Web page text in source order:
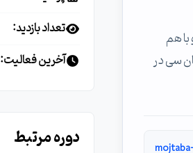
هم
زبان سی در
تعداد بازدید:
آخرین فعالیت:
دوره مرتبط